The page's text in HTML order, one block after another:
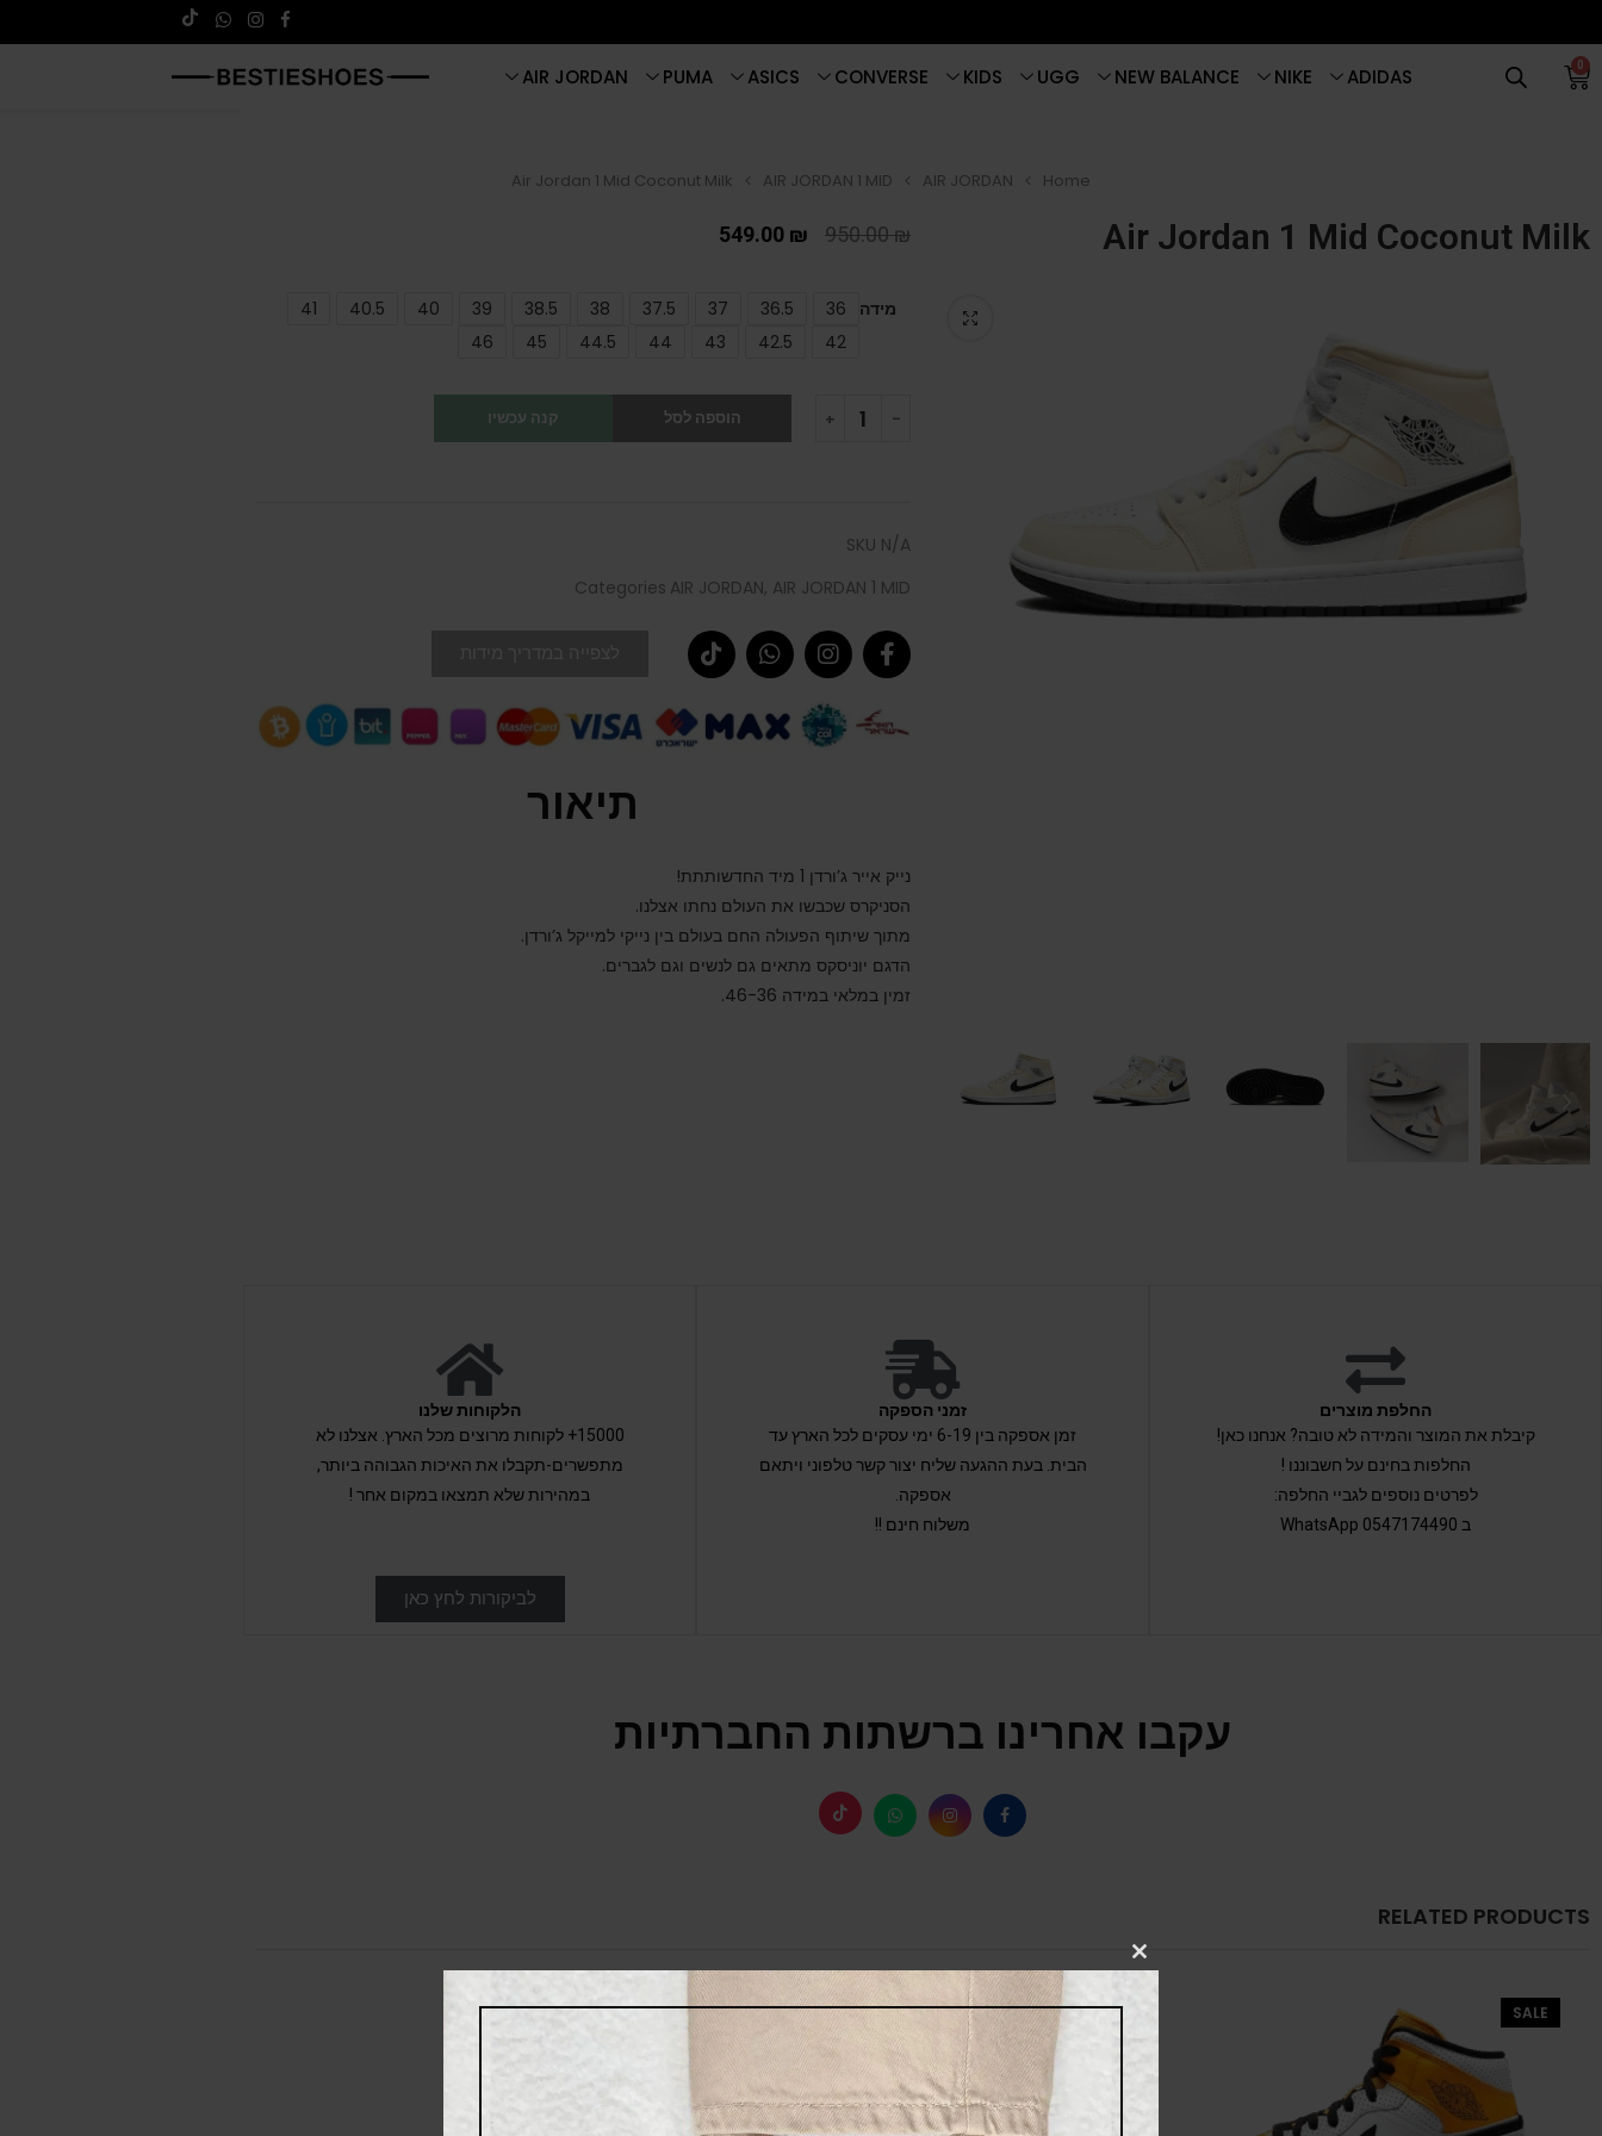
0
ADIDAS
NIKE
NEW BALANCE
UGG
KIDS
CONVERSE
ASICS
PUMA
AIR JORDAN
Home
AIR JORDAN
AIR JORDAN 1 MID
Air Jordan 1 Mid Coconut Milk
Air Jordan 1 Mid Coconut Milk
950.00₪
549.00 ₪
מידה 36
36.5
37
37.5
38
38.5
39
40
40.5
41
42
42.5
43
44
44.5
45
46
הוספה לסל קנה עכשיו
SKU N/A
Categories AIR JORDAN, AIR JORDAN 1 MID
תיאור
נייק אייר ג’ורדן 1 מיד החדשותתת!
הסניקרס שכבשו את העולם נחתו אצלנו.
מתוך שיתוף הפעולה החם בעולם בין נייקי למייקל ג’ורדן.
הדגם יוניסקס מתאים גם לנשים וגם לגברים.
זמין במלאי במידה 46-36.
החלפת מוצרים
קיבלת את המוצר והמידה לא טובה? אנחנו כאן!
החלפות בחינם על חשבוננו !
לפרטים נוספים לגביי החלפה:
ב 0547174490 WhatsApp
זמני הספקה
זמן אספקה בין 6-19 ימי עסקים לכל הארץ עד
הבית. בעת ההגעה שליח יצור קשר טלפוני ויתאם
אספקה.
משלוח חינם !!
הלקוחות שלנו
15000+ לקוחות מרוצים מכל הארץ. אצלנו לא
מתפשרים-תקבלו את האיכות הגבוהה ביותר,
במהירות שלא תמצאו במקום אחר !
לביקורות לחץ כאן
עקבו אחרינו ברשתות החברתיות
RELATED PRODUCTS
SALE
SALE
CLOSE
MODULE